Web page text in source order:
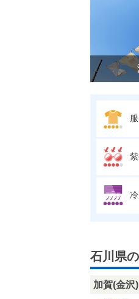
石川県
加賀(金沢)